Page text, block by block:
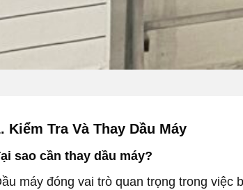
Kiểm Tra Và Thay Dầu Máy
sao cần thay dầu máy?
máy đóng vai trò quan trọng trong